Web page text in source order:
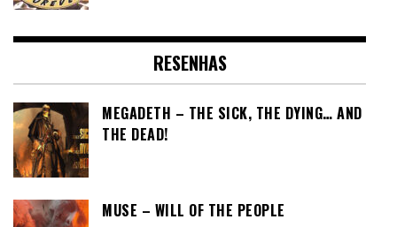
RESENHAS
MEGADETH – THE SICK, THE DYING… AND
THE DEAD!
MUSE – WILL OF THE PEOPLE